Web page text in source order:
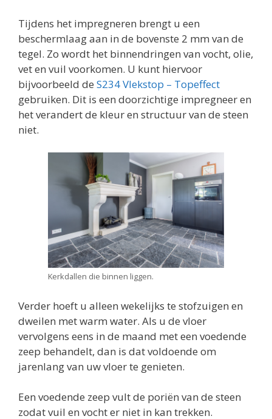
Tijdens het impregneren brengt u een
beschermlaag aan in de bovenste 2 mm van de
tegel. Zo wordt het binnendringen van vocht, olie,
vet en vuil voorkomen. U kunt hiervoor
bijvoorbeeld de S234 Vlekstop – Topeffect
gebruiken. Dit is een doorzichtige impregneer en
het verandert de kleur en structuur van de steen
niet.
Kerkdallen die binnen liggen.
Verder hoeft u alleen wekelijks te stofzuigen en
dweilen met warm water. Als u de vloer
vervolgens eens in de maand met een voedende
zeep behandelt, dan is dat voldoende om
jarenlang van uw vloer te genieten.
Een voedende zeep vult de poriën van de steen
zodat vuil en vocht er niet in kan trekken.